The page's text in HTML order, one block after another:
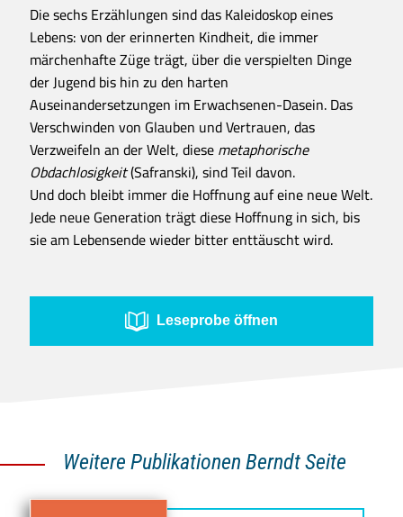
Die sechs Erzählungen sind das Kaleidoskop eines
Lebens: von der erinnerten Kindheit, die immer
märchenhafte Züge trägt, über die verspielten Dinge
der Jugend bis hin zu den harten
Auseinandersetzungen im Erwachsenen-Dasein. Das
Verschwinden von Glauben und Vertrauen, das
Verzweifeln an der Welt, diesemetaphorische
Obdachlosigkeit(Safranski), sind Teil davon.
Und doch bleibt immer die Hoffnung auf eine neue Welt.
Jede neue Generation trägt diese Hoffnung in sich, bis
sie am Lebensende wieder bitter enttäuscht wird.
Leseprobe öffnen
Weitere Publikationen Berndt Seite